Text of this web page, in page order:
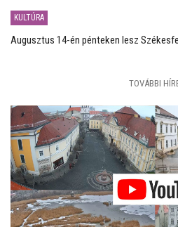
KULTÚRA
Augusztus 14-én pénteken lesz
TOVÁBBI